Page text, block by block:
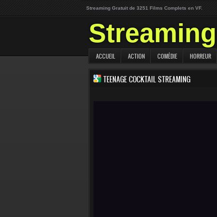
Streaming Gratuit de 3251 Films Complets en VF.
ACCUEIL ACTION COMÉDIE HORREUR
TEENAGE COCKTAIL STREAMING